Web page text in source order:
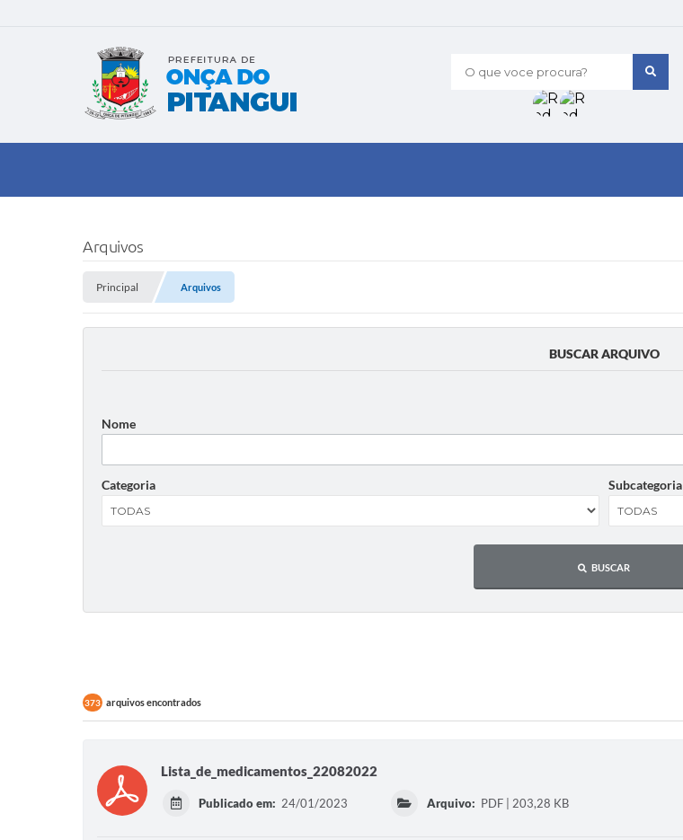
O que voce procura?
Arquivos
Principal Arquivos
BUSCAR ARQUIVO
Nome
Categoria Subcategoria
BUSCAR
373 arquivos encontrados
Lista_de_medicamentos_22082022
Publicado em: 24/01/2023 Arquivo: PDF | 203,28 KB